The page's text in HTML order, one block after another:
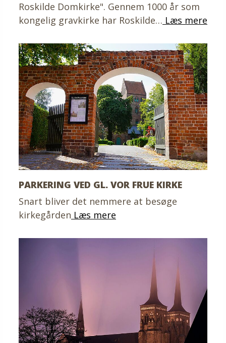
Roskilde Domkirke". Gennem 1000 år som
kongelig gravkirke har Roskilde… Læs mere
PARKERING VED GL. VOR FRUE KIRKE
Snart bliver det nemmere at besøge
kirkegården Læs mere